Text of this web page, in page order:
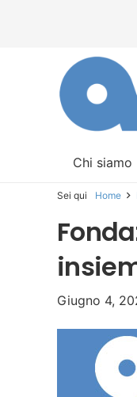
Chi siamo
Sei qui Home
Giugno 4,